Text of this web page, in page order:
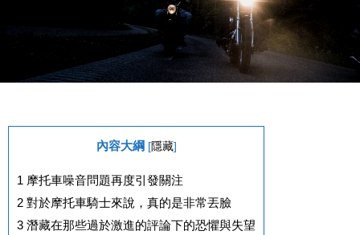
內容大綱 [隱藏]
1 摩托車噪音問題再度引發關注
2 對於摩托車騎士來說，真的是非常丟臉
3 潛藏在那些過於激進的評論下的恐懼與失望